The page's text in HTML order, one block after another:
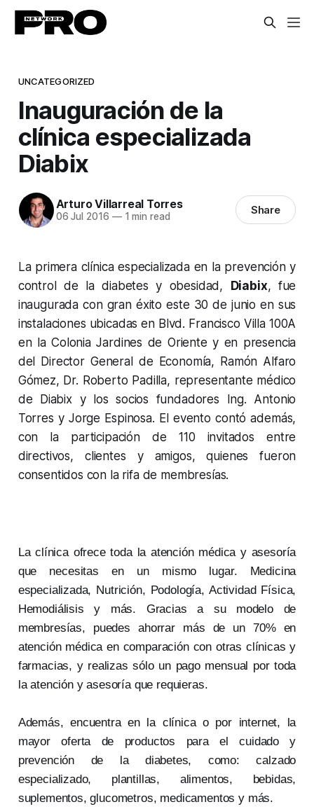
UNCATEGORIZED
Inauguración de la
clínica especializada
Diabix
Arturo Villarreal Torres
06 Jul 2016 —1 min read Share
La primera clínica especializada en la prevención y
control de la diabetes y obesidad, Diabix, fue
inaugurada con gran éxito este 30 de junio en sus
instalaciones ubicadas en Blvd. Francisco Villa 100A
en la Colonia Jardines de Oriente y en presencia
del Director General de Economía, Ramón Alfaro
Gómez, Dr. Roberto Padilla, representante médico
de Diabix y los socios fundadores Ing. Antonio
Torres y Jorge Espinosa. El evento contó además,
con la participación de 110 invitados entre
directivos, clientes y amigos, quienes fueron
consentidos con la rifa de membresías.
La clínica ofrece toda la atención médica y asesoría
que necesitas en un mismo lugar. Medicina
especializada, Nutrición, Podología, Actividad Física,
Hemodiálisis y más. Gracias a su modelo de
membresías, puedes ahorrar más de un 70% en
atención médica en comparación con otras clínicas y
farmacias, y realizas sólo un pago mensual por toda
la atención y asesoría que requieras.
Además, encuentra en la clínica o por internet, la
mayor oferta de productos para el cuidado y
prevención de la diabetes, como: calzado
especializado, plantillas, alimentos, bebidas,
suplementos, glucometros, medicamentos y más.